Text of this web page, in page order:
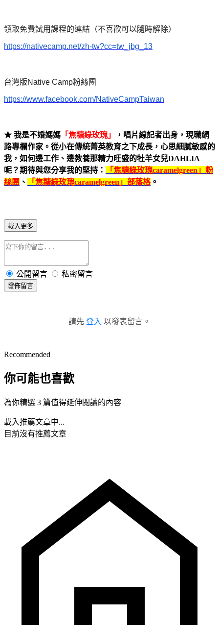
領取免費試用課程的連結（不喜歡可以隨時解除）
https://nativecamp.net/zh-tw?cc=tw_jbg_13
台灣版Native Camp粉絲團
https://www.facebook.com/NativeCampTaiwan
★ 我是不婚媽媽 「焦糖綠玫瑰」
，唱片線記者出身，現職網
路專欄作家。從小在傳統菁英教育之下成長，心思細膩敏感的
我，如何邊工作、邊教養那精力旺盛的牡羊女兒DAHLIA
呢？期待與您分享我的堅持：
「焦糖綠玫瑰caramelgreen 」粉
絲團 、 「焦糖綠玫瑰caramelgreen 」部落格。
載入更多
公開留言 私密留言
發佈留言
請先 登入 以發表留言。
Recommended
你可能也喜歡
為你精選 3 篇值得延伸閱讀的內容
載入推薦文章中...
目前沒有推薦文章